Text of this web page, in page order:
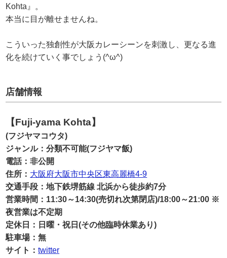
Kohta』。
本当に目が離せませんね。
こういった独創性が大阪カレーシーンを刺激し、更なる進
化を続けていく事でしょう(^ω^)
店舗情報
【Fuji-yama Kohta】
(フジヤマコウタ)
ジャンル：分類不可能(フジヤマ飯)
電話：非公開
住所： 大阪府大阪市中央区東高麗橋4-9
交通手段：地下鉄堺筋線 北浜から徒歩約7分
営業時間：11:30～14:30(売切れ次第閉店)/18:00～21:00 ※
夜営業は不定期
定休日：日曜・祝日(その他臨時休業あり)
駐車場：無
サイト：twitter